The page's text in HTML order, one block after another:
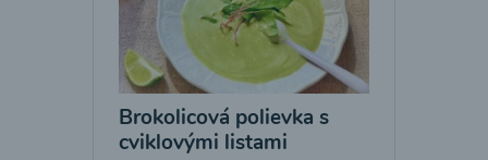
Brokolicová polievka s
cviklovými listami